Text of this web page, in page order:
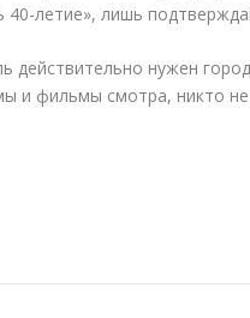
40-летие», лишь
действительно нужен
и фильмы смотра, никто